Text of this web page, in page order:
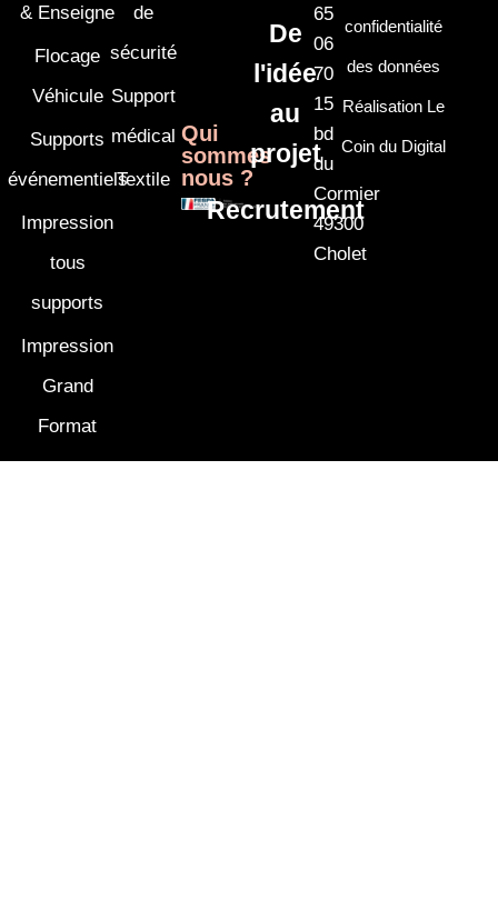
& Enseigne
Flocage
Véhicule
Supports
événementiels
Impression
tous
supports
Impression
Grand
Format
de
sécurité
Support
médical
Textile
Qui
sommes
nous ?
De
l'idée
au
projet
Recrutement
65
06
70
15
bd
du
Cormier
49300
Cholet
confidentialité
des données
Réalisation Le
Coin du Digital